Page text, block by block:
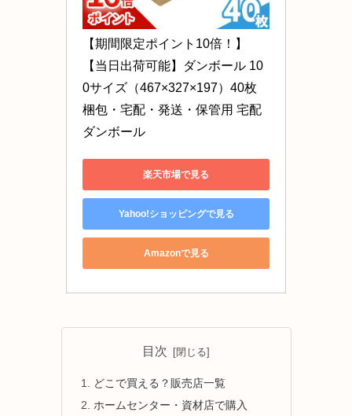
【期間限定ポイント10倍！】
【当日出荷可能】ダンボール 10
0サイズ（467×327×197）40枚
梱包・宅配・発送・保管用 宅配
ダンボール
楽天市場で見る
Yahoo!ショッピングで見る
Amazonで見る
目次
どこで買える？販売店一覧
ホームセンター・資材店で購入